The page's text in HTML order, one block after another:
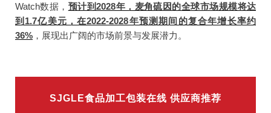
Watch数据， 预计到2028年，麦角硫因的全球市场规模将达
到1.7亿美元，在2022-2028年预测期间的复合年增长率约
36% ，展现出广阔的市场前景与发展潜力。
SJGLE食品加工包装在线 供应商推荐